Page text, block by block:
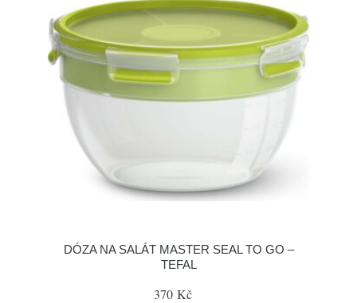
DÓZA NA SALÁT MASTER SEAL TO GO –
TEFAL
370 Kč